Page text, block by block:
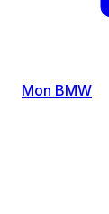
Mon BMW